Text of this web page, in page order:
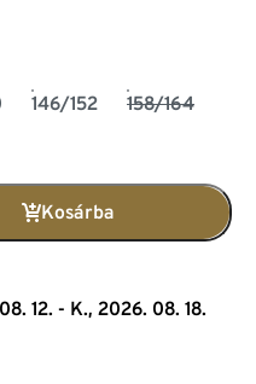
146/152 158/164
Kosárba
12. - K., 2026. 08. 18.